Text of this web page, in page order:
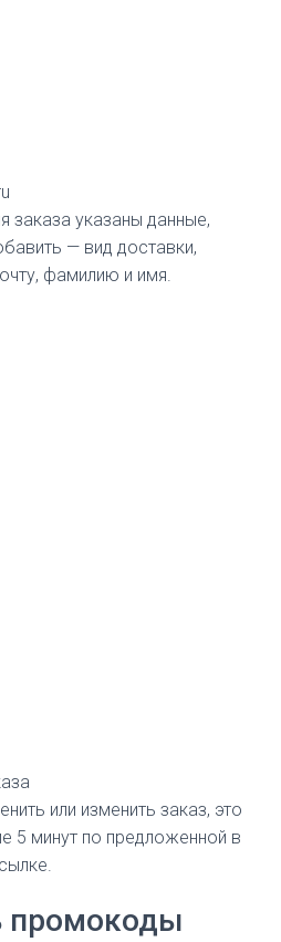
заказа указаны данные,
— вид доставки,
фамилию и имя.
или изменить заказ, это
5 минут по предложенной в
промокоды